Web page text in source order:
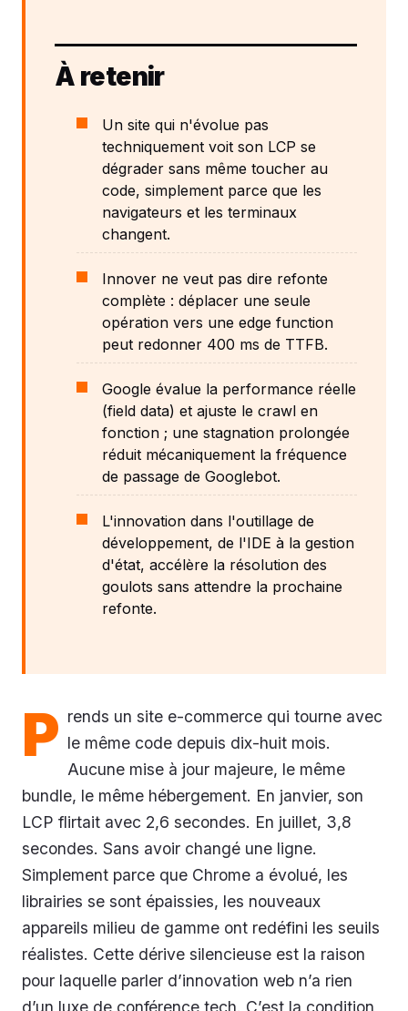
À retenir
Un site qui n'évolue pas
techniquement voit son LCP se
dégrader sans même toucher au
code, simplement parce que les
navigateurs et les terminaux
changent.
Innover ne veut pas dire refonte
complète : déplacer une seule
opération vers une edge function
peut redonner 400 ms de TTFB.
Google évalue la performance réelle
(field data) et ajuste le crawl en
fonction ; une stagnation prolongée
réduit mécaniquement la fréquence
de passage de Googlebot.
L'innovation dans l'outillage de
développement, de l'IDE à la gestion
d'état, accélère la résolution des
goulots sans attendre la prochaine
refonte.
P rends un site e-commerce qui tourne avec
le même code depuis dix-huit mois.
Aucune mise à jour majeure, le même
bundle, le même hébergement. En janvier, son
LCP flirtait avec 2,6 secondes. En juillet, 3,8
secondes. Sans avoir changé une ligne.
Simplement parce que Chrome a évolué, les
librairies se sont épaissies, les nouveaux
appareils milieu de gamme ont redéfini les seuils
réalistes. Cette dérive silencieuse est la raison
pour laquelle parler d’innovation web n’a rien
d’un luxe de conférence tech. C’est la condition